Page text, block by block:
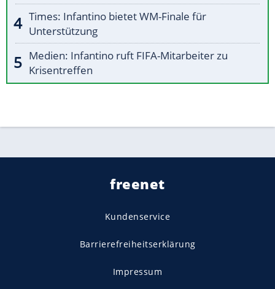
Times: Infantino bietet WM-Finale für
Unterstützung
Medien: Infantino ruft FIFA-Mitarbeiter zu
Krisentreffen
freenet
Kundenservice
Barrierefreiheitserklärung
Impressum